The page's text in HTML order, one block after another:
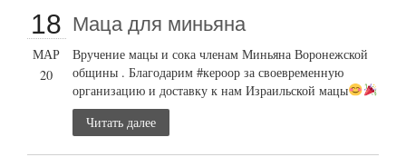
18
МАР
20
Маца для миньяна
Вручение мацы и сока членам Миньяна Воронежской
общины . Благодарим #кероор за своевременную
организацию и доставку к нам Израильской мацы
Читать далее